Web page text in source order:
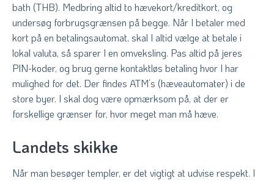
bath (THB). Medbring altid to hævekort/kreditkort, og
undersøg forbrugsgrænsen på begge. Når I betaler med
kort på en betalingsautomat, skal I altid vælge at betale i
lokal valuta, så sparer I en omveksling. Pas altid på jeres
PIN-koder, og brug gerne kontaktløs betaling hvor I har
mulighed for det. Der findes ATM’s (hæveautomater) i de
store byer. I skal dog være opmærksom på, at der er
forskellige grænser for, hvor meget man må hæve.
Landets skikke
Når man besøger templer, er det vigtigt at udvise respekt. I